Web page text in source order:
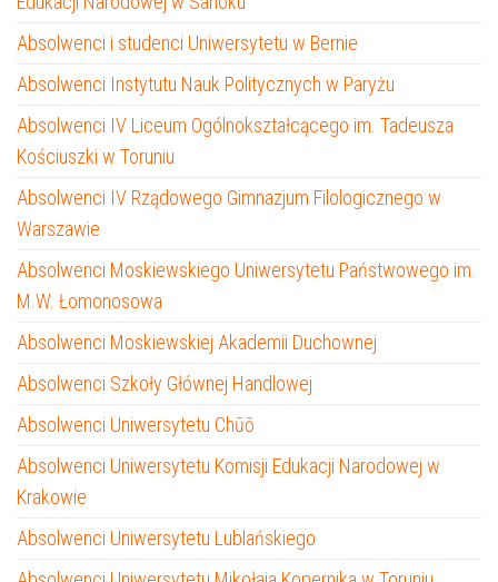
Absolwenci i studenci Uniwersytetu w Bernie
Absolwenci Instytutu Nauk Politycznych w Paryżu
Absolwenci IV Liceum Ogólnokształcącego im. Tadeusza
Kościuszki w Toruniu
Absolwenci IV Rządowego Gimnazjum Filologicznego w
Warszawie
Absolwenci Moskiewskiego Uniwersytetu Państwowego im.
M.W. Łomonosowa
Absolwenci Moskiewskiej Akademii Duchownej
Absolwenci Szkoły Głównej Handlowej
Absolwenci Uniwersytetu Chūō
Absolwenci Uniwersytetu Komisji Edukacji Narodowej w
Krakowie
Absolwenci Uniwersytetu Lublańskiego